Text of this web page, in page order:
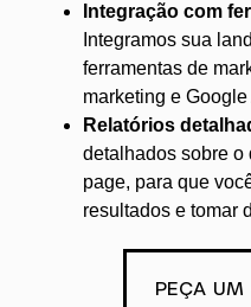
Integração com
Integramos sua
ferramentas de
marketing e
Relatórios
detalhados sobre o
page, para que
resultados e tomar
PEÇA UM